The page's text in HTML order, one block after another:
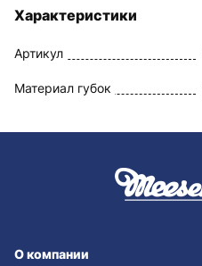
Характеристики
Артикул
Материал губок
О компании